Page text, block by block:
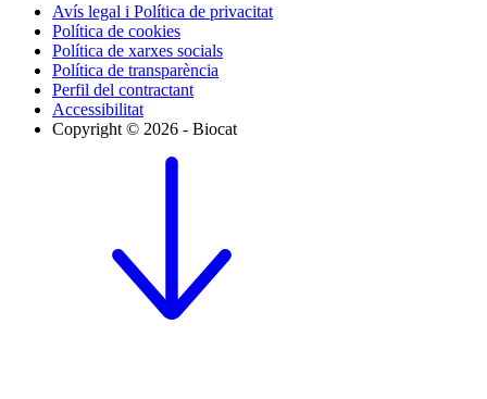
Avís legal i Política de privacitat
Política de cookies
Política de xarxes socials
Política de transparència
Perfil del contractant
Accessibilitat
Copyright © 2026 - Biocat